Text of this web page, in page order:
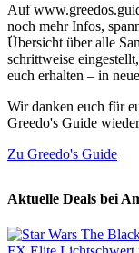
Auf
noch mehr Infos,
Übersicht über alle
schrittweise
euch erhalten – in
Wir danken euch für
Greedo's Guide
Zu Greedo's Guide
Aktuelle Deals bei